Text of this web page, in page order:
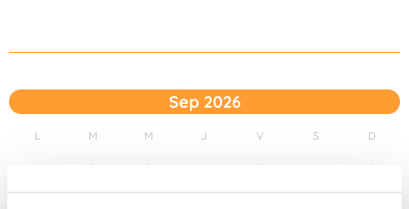
Sep 2026
L M M J V S D
2 3 6 7